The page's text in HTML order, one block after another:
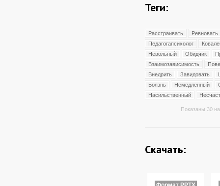
Теги:
Расстраивать
Ревновать
Педагогапсихолог
Невольный
Обидчик
Взаимозависимость
Внедрить
Завидовать
Боязнь
Немедленный
Насильственный
Показаны 30
Скачать: